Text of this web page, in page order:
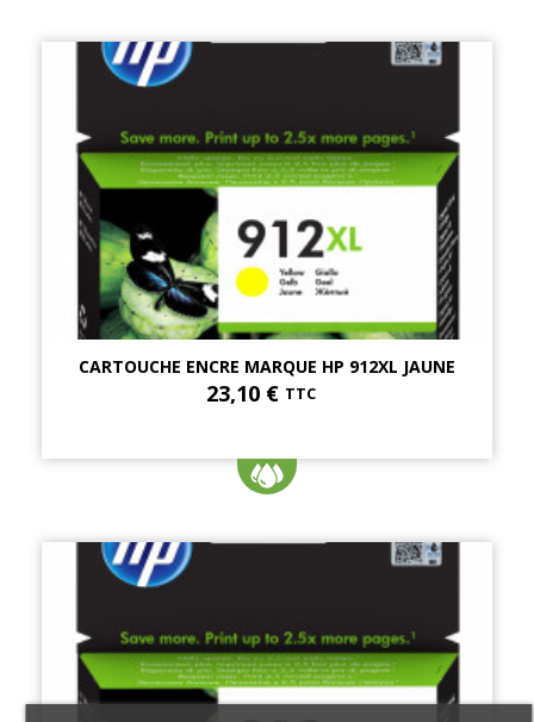
CARTOUCHE ENCRE MARQUE HP 912XL JAUNE
23,10 € TTC